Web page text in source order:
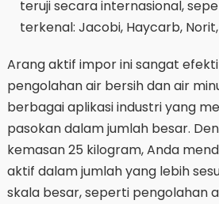
teruji secara internasional,
terkenal: Jacobi, Haycarb,
Arang aktif impor ini sangat
pengolahan air bersih dan air
berbagai aplikasi industri yang
pasokan dalam jumlah besar.
kemasan 25 kilogram, Anda
aktif dalam jumlah yang lebih
skala besar, seperti pengolahan